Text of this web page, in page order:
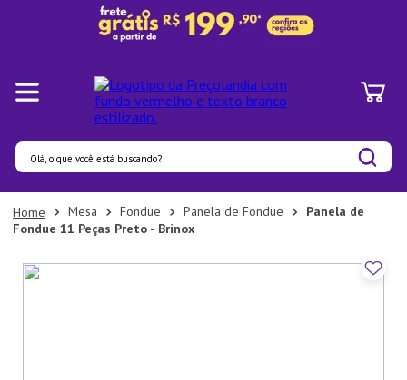
Olá, o que você está buscando?
Mesa Fondue Panela de Fondue
Panela de
Fondue 11 Peças Preto - Brinox
Termos mais buscados
1º
Pratos
2º
Panelas